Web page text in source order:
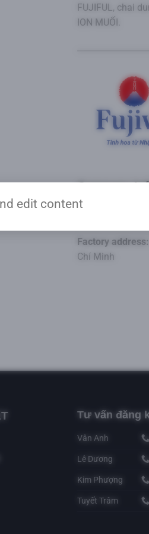
edit content
FUJIFUL, chai
ION MUỐI.
Company
Address:
57A
Factory address:
Chí Minh
Tư vấn đăng
Vân Anh
Lê Dương
Kim Phượng
Tuyết Trâm